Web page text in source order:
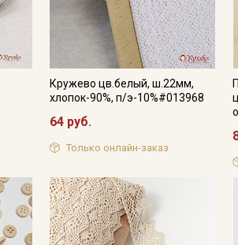
Кружево цв.белый, ш.22мм,
хлопок-90%, п/э-10%#013968
64 руб.
Только онлайн-заказ
Политикой обработки
Согласие на обработку
ДаюСогласие на получение рекламных и
информационных рассылок